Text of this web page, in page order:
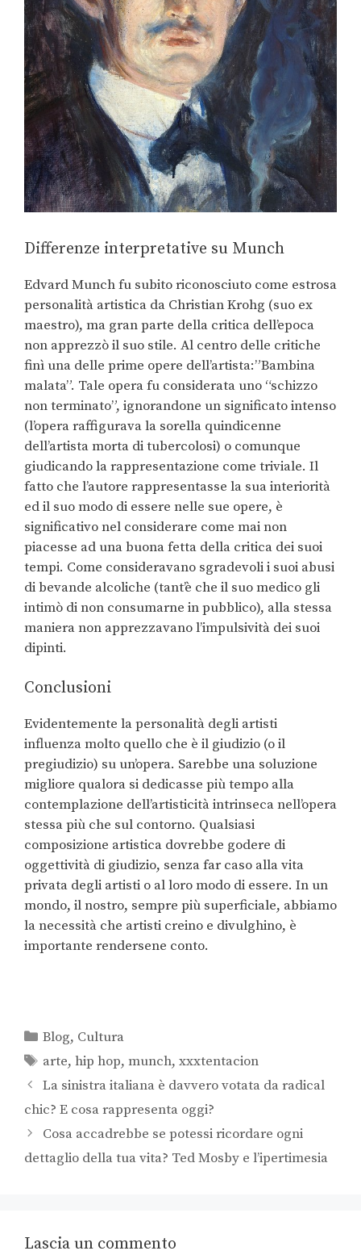
Differenze interpretative su Munch
Edvard Munch fu subito riconosciuto come estrosa
personalità artistica da Christian Krohg (suo ex
maestro), ma gran parte della critica dell’epoca
non apprezzò il suo stile. Al centro delle critiche
finì una delle prime opere dell’artista:”Bambina
malata”. Tale opera fu considerata uno “schizzo
non terminato”, ignorandone un significato intenso
(l’opera raffigurava la sorella quindicenne
dell’artista morta di tubercolosi) o comunque
giudicando la rappresentazione come triviale. Il
fatto che l’autore rappresentasse la sua interiorità
ed il suo modo di essere nelle sue opere, è
significativo nel considerare come mai non
piacesse ad una buona fetta della critica dei suoi
tempi. Come consideravano sgradevoli i suoi abusi
di bevande alcoliche (tant’è che il suo medico gli
intimò di non consumarne in pubblico), alla stessa
maniera non apprezzavano l’impulsività dei suoi
dipinti.
Conclusioni
Evidentemente la personalità degli artisti
influenza molto quello che è il giudizio (o il
pregiudizio) su un’opera. Sarebbe una soluzione
migliore qualora si dedicasse più tempo alla
contemplazione dell’artisticità intrinseca nell’opera
stessa più che sul contorno. Qualsiasi
composizione artistica dovrebbe godere di
oggettività di giudizio, senza far caso alla vita
privata degli artisti o al loro modo di essere. In un
mondo, il nostro, sempre più superficiale, abbiamo
la necessità che artisti creino e divulghino, è
importante rendersene conto.
Blog, Cultura
arte,hip hop,munch,xxxtentacion
La sinistra italiana è davvero votata da radical
chic? E cosa rappresenta oggi?
Cosa accadrebbe se potessi ricordare ogni
dettaglio della tua vita? Ted Mosby e l’ipertimesia
Lascia un commento